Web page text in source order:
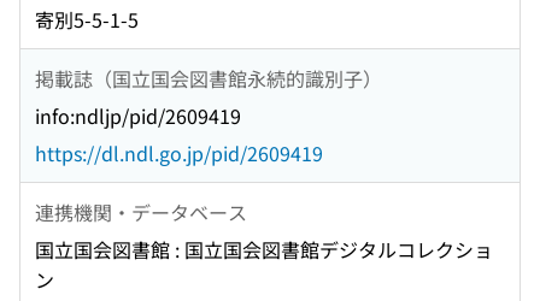
寄別5-5-1-5
掲載誌（国立国会図書館永続的識別子）
info:ndljp/pid/2609419
https://dl.ndl.go.jp/pid/2609419
連携機関・データベース
国立国会図書館 : 国立国会図書館デジタルコレクショ
ン